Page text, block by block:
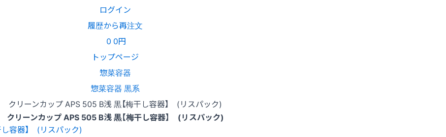
ログイン
履歴から再注文
0 0円
トップページ
惣菜容器
惣菜容器 黒系
クリーンカップ APS 505 B浅 黒【梅干し容器】 (リスパック)
クリーンカップ APS 505 B浅 黒【梅干し容器】 (リスパック)